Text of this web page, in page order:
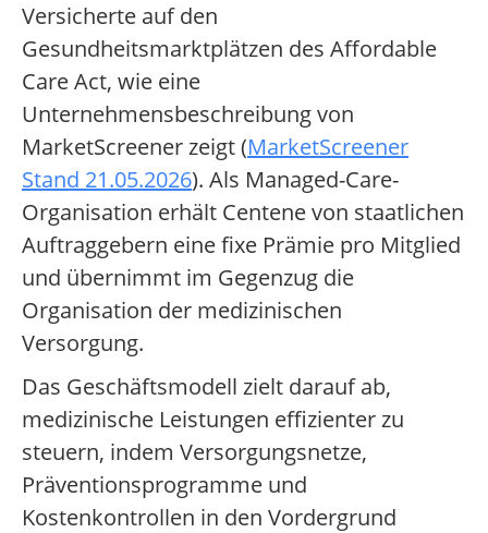
Versicherte auf den
Gesundheitsmarktplätzen des Affordable
Care Act, wie eine
Unternehmensbeschreibung von
MarketScreener zeigt (MarketScreener
Stand 21.05.2026). Als Managed-Care-
Organisation erhält Centene von staatlichen
Auftraggebern eine fixe Prämie pro Mitglied
und übernimmt im Gegenzug die
Organisation der medizinischen
Versorgung.
Das Geschäftsmodell zielt darauf ab,
medizinische Leistungen effizienter zu
steuern, indem Versorgungsnetze,
Präventionsprogramme und
Kostenkontrollen in den Vordergrund